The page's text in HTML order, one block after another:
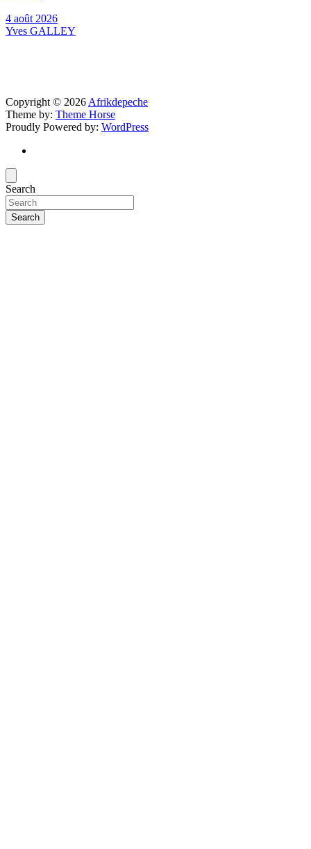
4 août 2026
Yves GALLEY
Copyright © 2026 Afrikdepeche
Theme by: Theme Horse
Proudly Powered by: WordPress
Search
Search